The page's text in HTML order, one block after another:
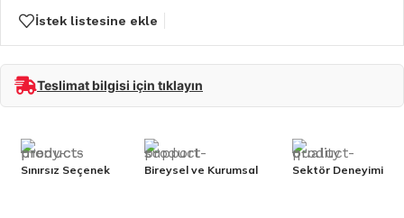
İstek listesine ekle
Teslimat bilgisi için tıklayın
Sınırsız Seçenek Bireysel ve Kurumsal Sektör Deneyimi